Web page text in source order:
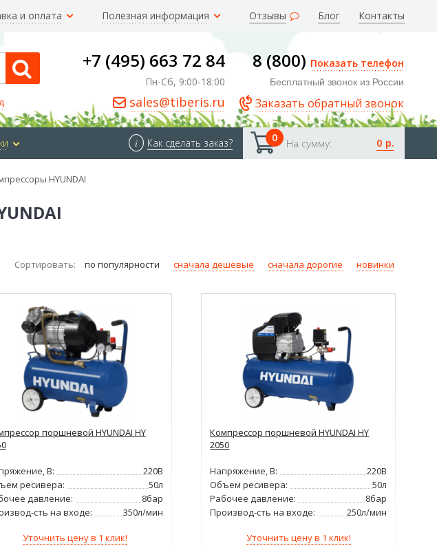
и оплата Полезная информация Отзывы Блог Контакты
+7 (495) 663 72 84
Пн-Сб, 9:00-18:00
sales@tiberis.ru
8 (800) Показать телефон
Бесплатный звонок из России
Заказать обратный звонок
0 На сумму: 0 р.
i Как сделать заказ?
HYUNDAI
Сортировать: по популярности сначала дешёвые сначала дорогие новинки
поршневой HYUNDAI HY
В:
220В
ресивера:
50л
давление:
8бар
сть на входе:
350л/мин
Уточнить цену в 1 клик!
Компрессор поршневой HYUNDAI HY
2050
Напряжение, В:
220В
Объем ресивера:
50л
Рабочее давление:
8бар
Производ-сть на входе:
250л/мин
Уточнить цену в 1 клик!